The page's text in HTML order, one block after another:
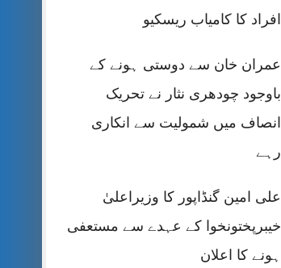
افراد کا کامیاب ریسکیو
عمران خان سے دوستی ہونے کے
باوجود چودھری نثار نے تحریک
انصاف میں شمولیت سے انکاری
رہے
علی امین گنڈاپور کا وزیراعلیٰ
خیبرپختونخوا کے عہدے سے مستعفی
ہونے کا اعلان